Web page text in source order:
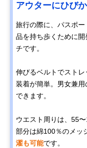
アウターにひび
旅行の際に、パスポ
品を持ち歩くために
チです。
伸びるベルトでスト
装着が簡単。男女兼
できます。
ウエスト周りは、55
部分は綿100％のメッ
濯も可能です。